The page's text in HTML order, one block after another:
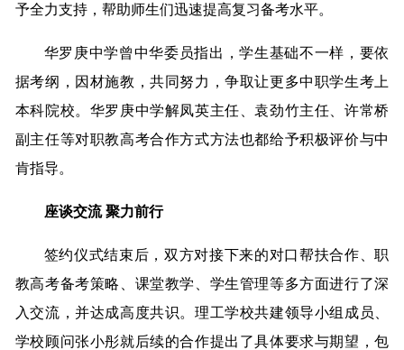
予全力支持，帮助师生们迅速提高复习备考水平。
华罗庚中学曾中华委员指出，学生基础不一样，要依
据考纲，因材施教，共同努力，争取让更多中职学生考上
本科院校。华罗庚中学解凤英主任、袁劲竹主任、许常桥
副主任等对职教高考合作方式方法也都给予积极评价与中
肯指导。
座谈交流 聚力前行
签约仪式结束后，双方对接下来的对口帮扶合作、职
教高考备考策略、课堂教学、学生管理等多方面进行了深
入交流，并达成高度共识。理工学校共建领导小组成员、
学校顾问张小彤就后续的合作提出了具体要求与期望，包